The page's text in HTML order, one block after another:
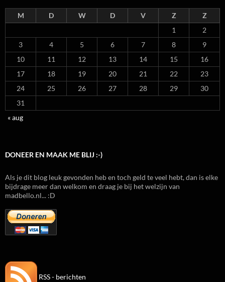
M D W D V Z
Z
1
2
3
4 5 6 7 8
9
10
11 12 13 14 15
16
17
18 19 20 21 22
23
24
25 26 27 28 29
30
31
« aug
DONEER EN MAAK ME BLIJ :-)
Als je dit blog leuk gevonden heb en toch geld te veel hebt, dan is elke
bijdrage meer dan welkom en draag je bij het welzijn van
madbello.nl... :D
RSS - berichten